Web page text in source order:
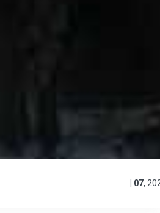
07,